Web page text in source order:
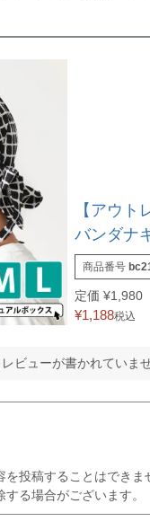
【アウ
バンダナ
商品番号
定価 ¥1,980
¥1,188税込
レビューが書かれていま
投稿することはでき
る場合がございます。